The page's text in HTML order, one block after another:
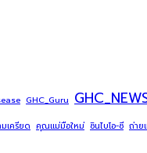
GHC_Guru
เครียด คุณแม่มือใหม่ ซินไบโอ-ซี ถ่าย